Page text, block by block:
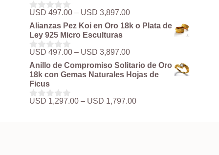
0
d
e
5
USD 497.00 – USD 3,897.00Rango
de
precios:
USD 497.00
USD 3,897.00
Alianzas Pez Koi en Oro 18k o Plata de
Ley 925 Micro Esculturas
0
d
e
5
USD 497.00 – USD 3,897.00Rango
de
precios:
desde
hasta
Anillo de Compromiso Solitario de Oro
18k con Gemas Naturales Hojas de
Ficus
0
USD 1,297.00 – USD 1,797.00Rango